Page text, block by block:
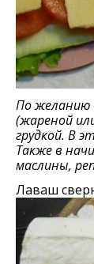
По желанию
(жареной
грудкой. В
Также в
маслины,
Лаваш